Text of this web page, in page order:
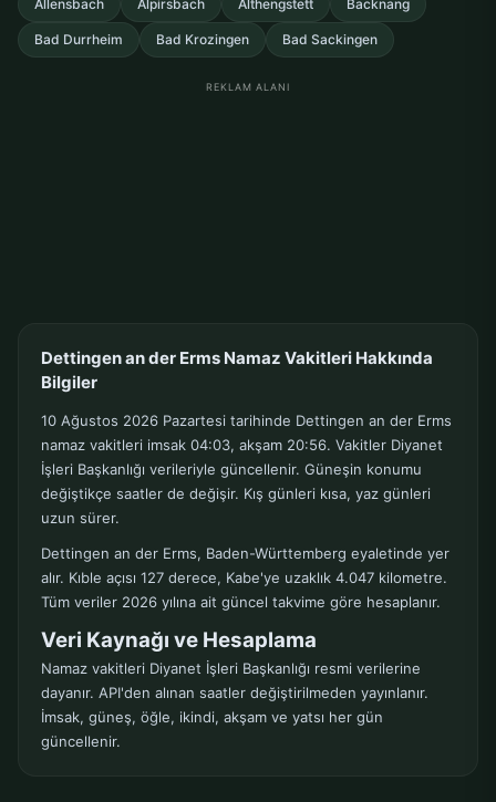
Allensbach Alpirsbach Althengstett Backnang
Bad Durrheim Bad Krozingen Bad Sackingen
REKLAM ALANI
Dettingen an der Erms Namaz Vakitleri Hakkında
Bilgiler
10 Ağustos 2026 Pazartesi tarihinde Dettingen an der Erms
namaz vakitleri imsak 04:03, akşam 20:56. Vakitler Diyanet
İşleri Başkanlığı verileriyle güncellenir. Güneşin konumu
değiştikçe saatler de değişir. Kış günleri kısa, yaz günleri
uzun sürer.
Dettingen an der Erms, Baden-Württemberg eyaletinde yer
alır. Kıble açısı 127 derece, Kabe'ye uzaklık 4.047 kilometre.
Tüm veriler 2026 yılına ait güncel takvime göre hesaplanır.
Veri Kaynağı ve Hesaplama
Namaz vakitleri Diyanet İşleri Başkanlığı resmi verilerine
dayanır. API'den alınan saatler değiştirilmeden yayınlanır.
İmsak, güneş, öğle, ikindi, akşam ve yatsı her gün
güncellenir.